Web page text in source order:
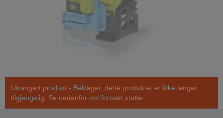
Utrangert produkt - Beklager, dette produktet er ikke lenger
tilgjengelig. Se nedenfor om fortsatt støtte.